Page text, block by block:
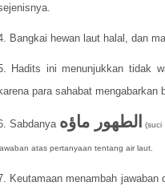
Bangkai hewan laut halal, dan
Hadits ini menunjukkan tidak
karena para sahabat
Sabdanya الطهور ماؤه (suci
atas pertanyaan tentang air laut.
Keutamaan menambah